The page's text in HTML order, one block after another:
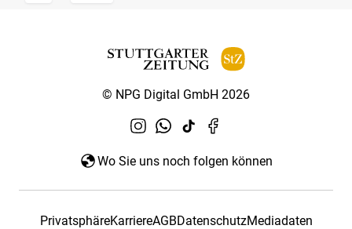
© NPG Digital GmbH 2026
Wo Sie uns noch folgen können
PrivatsphäreKarriereAGBDatenschutzMediadaten